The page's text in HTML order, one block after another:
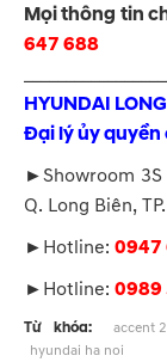
Mọi thông tin
647 688
HYUNDAI
Đại lý ủy quyền
►Showroom 3S
Q. Long Biên,
►Hotline: 0947
►Hotline: 0989
Từ khóa: accent
hyundai ha noi